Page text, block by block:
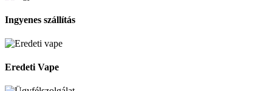
Ingyenes szállítás
Eredeti Vape